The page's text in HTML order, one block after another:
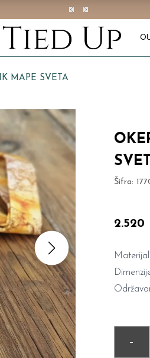
MAPE SVETA
Šifra:
2.520
-